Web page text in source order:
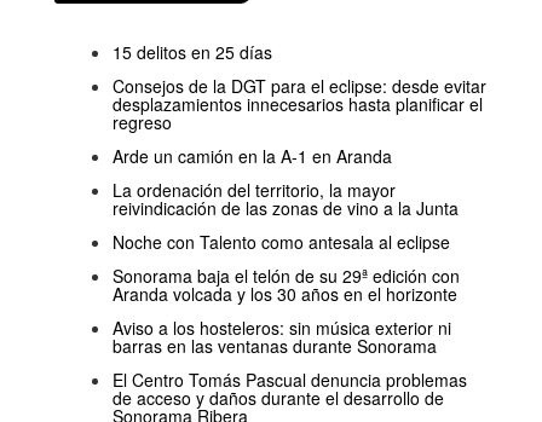
15 delitos en 25 días
Consejos de la DGT para el eclipse: desde evitar
desplazamientos innecesarios hasta planificar el
regreso
Arde un camión en la A-1 en Aranda
La ordenación del territorio, la mayor
reivindicación de las zonas de vino a la Junta
Noche con Talento como antesala al eclipse
Sonorama baja el telón de su 29ª edición con
Aranda volcada y los 30 años en el horizonte
Aviso a los hosteleros: sin música exterior ni
barras en las ventanas durante Sonorama
El Centro Tomás Pascual denuncia problemas
de acceso y daños durante el desarrollo de
Sonorama Ribera